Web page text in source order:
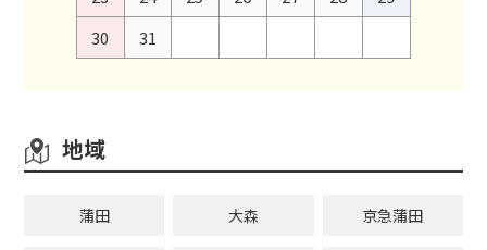
30
31
地域
蒲田 大森 京急蒲田